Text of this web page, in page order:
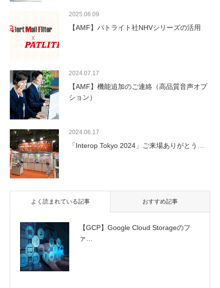
2025.06.09
【AMF】パトライト社NHVシリーズの活用
2024.07.17
【AMF】機能追加のご連絡（高品質音声オプ
ション）
2024.06.17
「Interop Tokyo 2024」ご来場ありがとう…
よく読まれている記事 おすすめ記事
【GCP】Google Cloud Storageのフ
ァ…